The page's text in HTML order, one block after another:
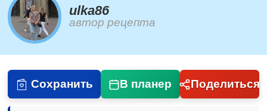
ulka86
автор рецепта
Сохранить В планер Поделиться